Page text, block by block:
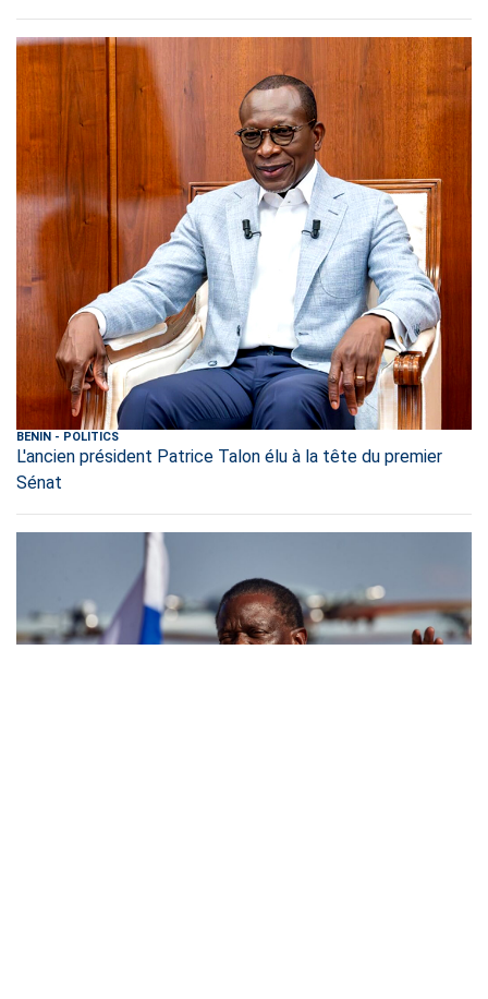
BENIN - POLITICS
L'ancien président Patrice Talon élu à la tête du premier
Sénat